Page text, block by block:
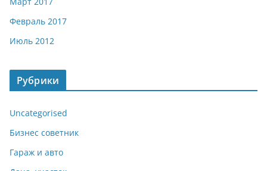
Февраль 2017
Июль 2012
Рубрики
Uncategorised
Бизнес советник
Гараж и авто